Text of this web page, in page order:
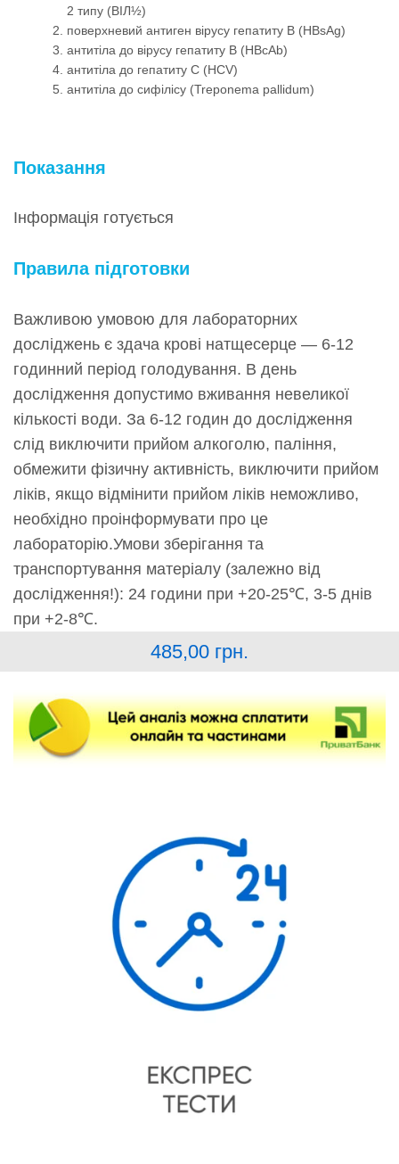
2 типу (ВІЛ½)
поверхневий антиген вірусу гепатиту B (HBsAg)
антитіла до вірусу гепатиту B (HBcAb)
антитіла до гепатиту С (HCV)
антитіла до сифілісу (Treponema pallidum)
Показання
Інформація готується
Правила підготовки
Важливою умовою для лабораторних
досліджень є здача крові натщесерце — 6-12
годинний період голодування. В день
дослідження допустимо вживання невеликої
кількості води. За 6-12 годин до дослідження
слід виключити прийом алкоголю, паління,
обмежити фізичну активність, виключити прийом
ліків, якщо відмінити прийом ліків неможливо,
необхідно проінформувати про це
лабораторію.Умови зберігання та
транспортування матеріалу (залежно від
дослідження!): 24 години при +20-25℃, 3-5 днів
при +2-8℃.
485,00 грн.